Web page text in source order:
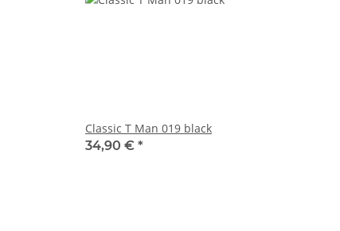
Classic T Man 019 black
34,90 € *